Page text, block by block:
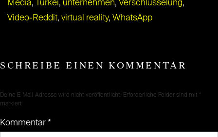
Media, Türkei, unternehmen, Verschlüsselung,
Video-Reddit, virtual reality, WhatsApp
SCHREIBE EINEN KOMMENTAR
Deine E-Mail-Adresse wird nicht veröffentlicht. Erforderliche Felder sind mit *
markiert
Kommentar *